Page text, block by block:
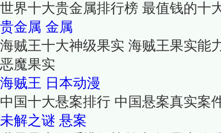
世界十大贵金属排行榜 最值钱的十
贵金属 金属
海贼王十大神级果实 海贼王果实能
恶魔果实
海贼王 日本动漫
中国十大悬案排行 中国悬案真实案
未解之谜 悬案